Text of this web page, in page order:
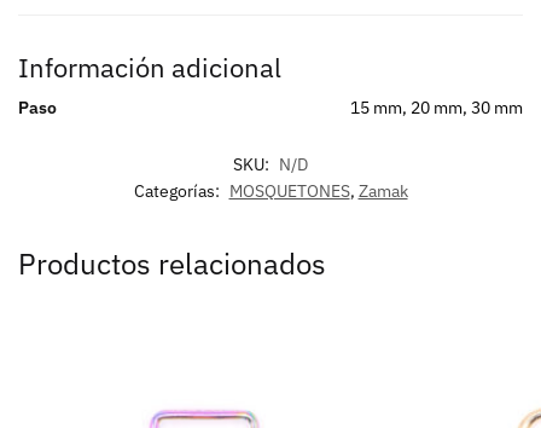
Información adicional
Paso 15 mm, 20 mm, 30 mm
SKU: N/D
Categorías: MOSQUETONES, Zamak
Productos relacionados